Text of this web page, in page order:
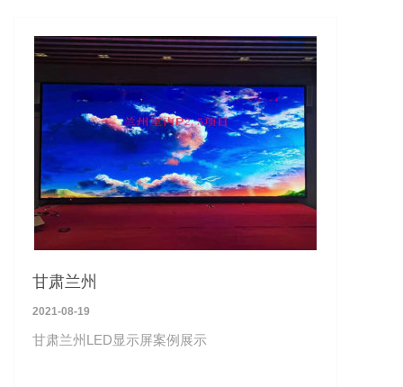
甘肃兰州
2021-08-19
甘肃兰州LED显示屏案例展示